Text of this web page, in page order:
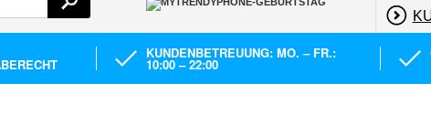
KUNDENBETREUUNG: MO. – FR.:
10:00 – 22:00